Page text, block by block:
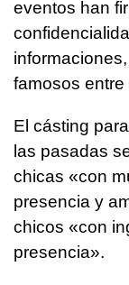
eventos han
famosos
El cásting
las pasadas
chicas «con
presencia y
chicos «con
presencia».